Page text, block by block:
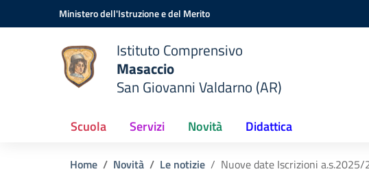
Vai ai contenuti
Vai al menu di navigazioneMinistero dell'Istruzione e del Merito
Istituto Comprensivo
Masaccio
San Giovanni Valdarno (AR)
Scuola Servizi Novità Didattica
Home Novità Le notizie Nuove date Iscrizioni